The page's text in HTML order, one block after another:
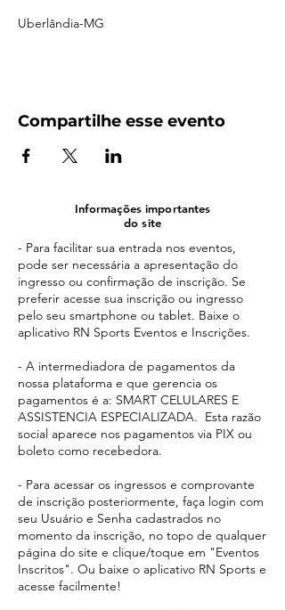
Uberlândia-MG
Compartilhe esse evento
Informações importantes
do site
- Para facilitar sua entrada nos eventos,
pode ser necessária a apresentação do
ingresso ou confirmação de inscrição. Se
preferir acesse sua inscrição ou ingresso
pelo seu smartphone ou tablet. Baixe o
aplicativo RN Sports Eventos e Inscrições.
- A intermediadora de pagamentos da
nossa plataforma e que gerencia os
pagamentos é a: SMART CELULARES E
ASSISTENCIA ESPECIALIZADA. Esta razão
social aparece nos pagamentos via PIX ou
boleto como recebedora.​
- Para acessar os ingressos e comprovante
de inscrição posteriormente, faça login com
seu Usuário e Senha cadastrados no
momento da inscrição, no topo de qualquer
página do site e clique/toque em "Eventos
Inscritos". Ou baixe o aplicativo RN Sports e
acesse facilmente!